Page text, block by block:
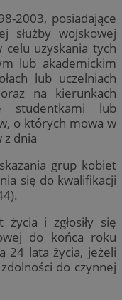
2003, posiadające
służby wojskowej
uzyskania tych
lub akademickim
lub uczelniach
na kierunkach
studentkami lub
o których mowa w
z dnia
grup kobiet
się do kwalifikacji
i zgłosiły się
do końca roku
24 lata życia, jeżeli
do czynnej